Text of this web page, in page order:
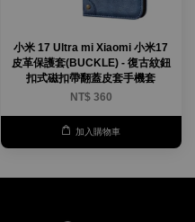
小米 17 Ultra mi Xiaomi 小米17
皮革保護套(BUCKLE) - 復古紋鈕
扣式磁扣帶翻蓋皮套手機套
NT$ 360
加入購物車